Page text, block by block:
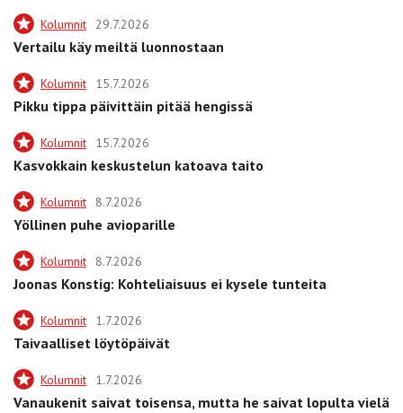
Kolumnit 29.7.2026
Vertailu käy meiltä luonnostaan
Kolumnit 15.7.2026
Pikku tippa päivittäin pitää hengissä
Kolumnit 15.7.2026
Kasvokkain keskustelun katoava taito
Kolumnit 8.7.2026
Yöllinen puhe avioparille
Kolumnit 8.7.2026
Joonas Konstig: Kohteliaisuus ei kysele tunteita
Kolumnit 1.7.2026
Taivaalliset löytöpäivät
Kolumnit 1.7.2026
Vanaukenit saivat toisensa, mutta he saivat lopulta vielä